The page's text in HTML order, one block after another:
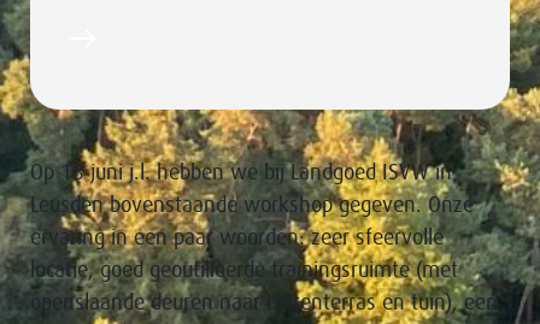
Op 18 juni j.l. hebben we bij Landgoed ISVW in
Leusden bovenstaande workshop gegeven. Onze
ervaring in een paar woorden: zeer sfeervolle
locatie, goed geoutilleerde trainingsruimte (met
openslaande deuren naar buitenterras en tuin), een